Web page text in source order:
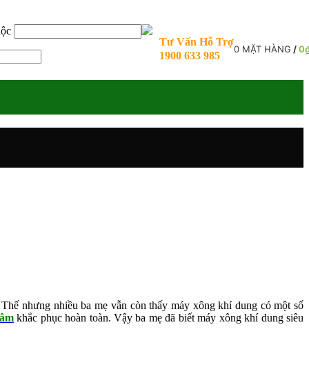
Tư Vấn Hỗ Trợ
1900 633 985
0 MẶT HÀNG /0
nhưng nhiều ba mẹ vẫn còn thấy máy xông khí dung có một số
khắc phục hoàn toàn. Vậy ba mẹ đã biết máy xông khí dung siêu